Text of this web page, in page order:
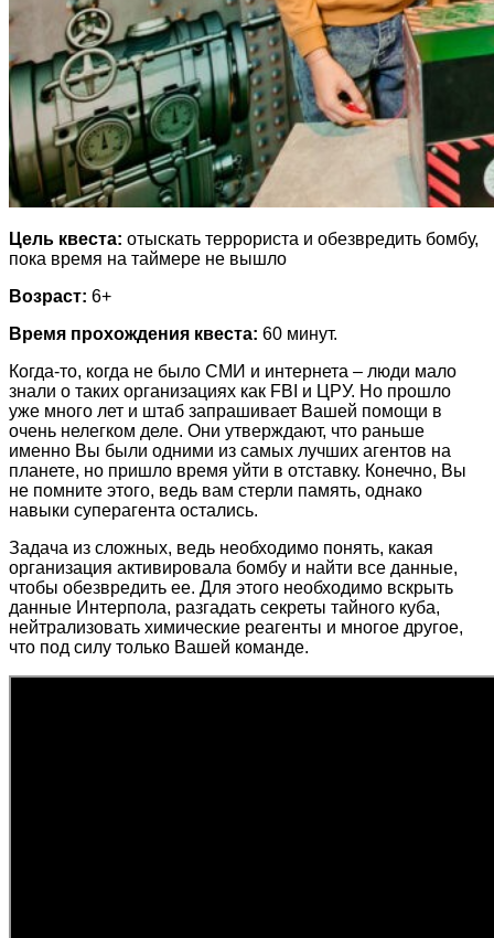
Цель квеста: отыскать террориста и обезвредить бомбу,
пока время на таймере не вышло
Возраст: 6+
Время прохождения квеста: 60 минут.
Когда-то, когда не было СМИ и интернета – люди мало
знали о таких организациях как FBI и ЦРУ. Но прошло
уже много лет и штаб запрашивает Вашей помощи в
очень нелегком деле. Они утверждают, что раньше
именно Вы были одними из самых лучших агентов на
планете, но пришло время уйти в отставку. Конечно, Вы
не помните этого, ведь вам стерли память, однако
навыки суперагента остались.
Задача из сложных, ведь необходимо понять, какая
организация активировала бомбу и найти все данные,
чтобы обезвредить ее. Для этого необходимо вскрыть
данные Интерпола, разгадать секреты тайного куба,
нейтрализовать химические реагенты и многое другое,
что под силу только Вашей команде.